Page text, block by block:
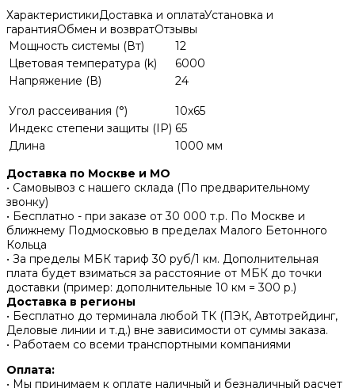
ХарактеристикиДоставка и оплатаУстановка и
гарантияОбмен и возвратОтзывы
Мощность системы (Вт)
12
Цветовая температура (k)
6000
Напряжение (В)
24
Угол рассеивания (°)
10x65
Индекс степени защиты (IP) 65
Длина
1000 мм
Доставка по Москве и МО
• Самовывоз с нашего склада (По предварительному
звонку)
• Бесплатно - при заказе от 30 000 т.р. По Москве и
ближнему Подмосковью в пределах Малого Бетонного
Кольца
• За пределы МБК тариф 30 руб/1 км. Дополнительная
плата будет взиматься за расстояние от МБК до точки
доставки (пример: дополнительные 10 км = 300 р.)
Доставка в регионы
• Бесплатно до терминала любой ТК (ПЭК, Автотрейдинг,
Деловые линии и т.д.) вне зависимости от суммы заказа.
• Работаем со всеми транспортными компаниями
Оплата:
• Мы принимаем к оплате наличный и безналичный расчет